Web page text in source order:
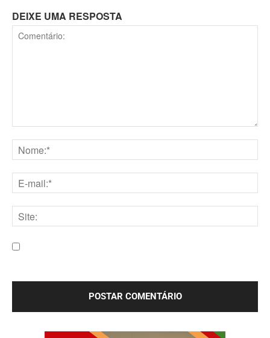
DEIXE UMA RESPOSTA
mail:*